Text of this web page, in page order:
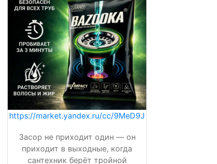
https://market.yandex.ru/cc/9MeD9J
Засор не приходит один — он
приходит в выходные, когда
сантехник берёт тройной